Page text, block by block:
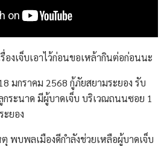
งเจ็บเอาไว้ก่อนขอเหล้ากินต่อก่อนนะ
มกราคม 2568 กู้ภัยสยามระยอง รับ
ระนาด มีผู้บาดเจ็บ บริเวณถนนซอย 1
ยอง
ตุ พบพลเมืองดีกำลังช่วยเหลือผู้บาดเจ็บ